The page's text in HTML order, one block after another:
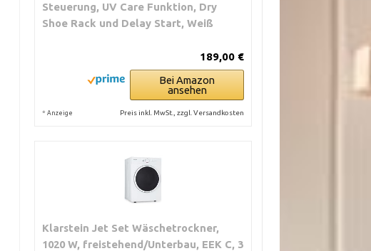
Steuerung, UV Care Funktion, Dry
Shoe Rack und Delay Start, Weiß
189,00 €
Bei Amazon
ansehen
* Anzeige Preis inkl. MwSt., zzgl. Versandkosten
Klarstein Jet Set Wäschetrockner,
1020 W, freistehend/Unterbau, EEK C, 3